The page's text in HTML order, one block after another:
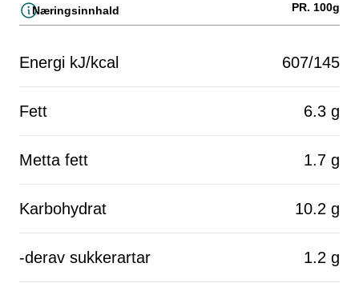
Næringsinnhald PR. 100g
Energi kJ/kcal 607/145
Fett 6.3 g
Metta fett 1.7 g
Karbohydrat 10.2 g
-derav sukkerartar 1.2 g